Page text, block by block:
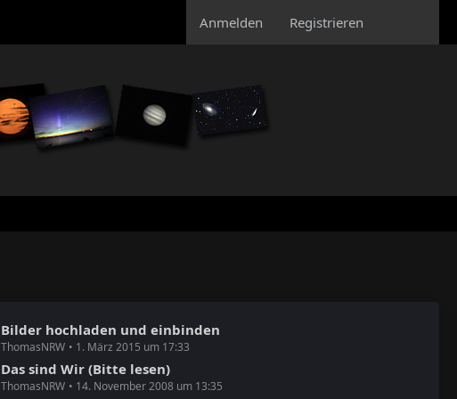
Anmelden Registrieren
Bilder hochladen und einbinden
ThomasNRW 1. März 2015 um 17:33
Das sind Wir (Bitte lesen)
ThomasNRW 14. November 2008 um 13:35